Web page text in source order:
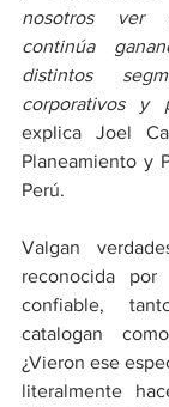
nosotros ver
continúa
distintos
corporativos y
explica Joel
Planeamiento y
Perú.
Valgan
reconocida
confiable,
catalogan
¿Vieron ese
literalmente